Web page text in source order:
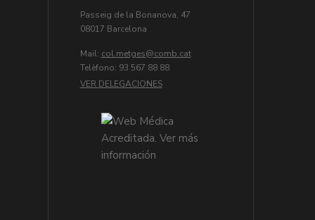
Passeig de la Bonanova, 47
08017 Barcelona
Mail: col.metges
Telèfono: 93 567 88 88
VER DELEGACIONES